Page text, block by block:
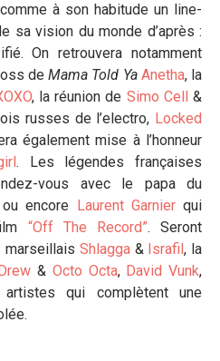
à son habitude un line-
sa vision du monde d’après :
On retrouvera notamment
deMama Told Ya Anetha, la
, la réunion de Simo Cell
&
russes de l’electro, Locked
également mise à l’honneur
. Les légendes françaises
vous avec le papa du
ou encore Laurent Garnierqui
“Off The Record”. Seront
marseillais Shlagga& Israfil, la
& Octo Octa, David Vunk,
qui complètent une